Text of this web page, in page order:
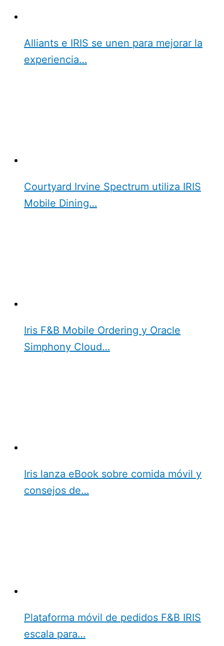
Alliants e IRIS se unen para mejorar la
experiencia…
Courtyard Irvine Spectrum utiliza IRIS
Mobile Dining…
Iris F&B Mobile Ordering y Oracle
Simphony Cloud…
Iris lanza eBook sobre comida móvil y
consejos de…
Plataforma móvil de pedidos F&B IRIS
escala para…